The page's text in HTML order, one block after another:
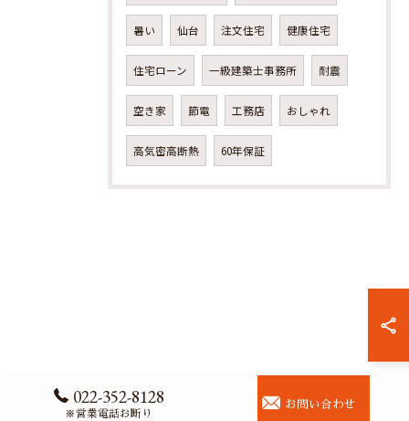
暑い 仙台 注文住宅 健康住宅
住宅ローン 一級建築士事務所 耐震
空き家 節電 工務店 おしゃれ
高気密高断熱 60年保証
022-352-8128
※営業電話お断り
お問い合わせ